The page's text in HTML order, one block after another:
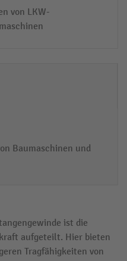
von LKW-
Baumaschinen und
ist die
aufgeteilt. Hier bieten
Tragfähigkeiten von